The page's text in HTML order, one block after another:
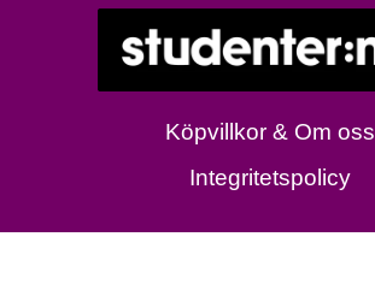
Köpvillkor & Om oss
Integritetspolicy